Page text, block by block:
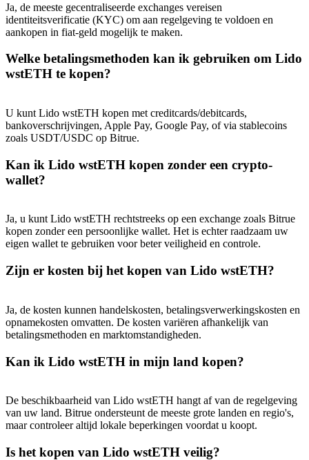
Trade Gold & Silver · 33,333 USDT Bonus
USDT New User Exclusive 10% APR
Trade New Futures, Win 200,000 USDT
Crypto World Cup 2026: Grand Finale
Meer evenementen
Win prijzen en exclusieve beloningen
Log inAanmelden
Ja, de meeste gecentraliseerde exchanges vereisen
identiteitsverificatie (KYC) om aan regelgeving te voldoen en
aankopen in fiat-geld mogelijk te maken.
Welke betalingsmethoden kan ik gebruiken om Lido
wstETH te kopen?
U kunt Lido wstETH kopen met creditcards/debitcards,
bankoverschrijvingen, Apple Pay, Google Pay, of via stablecoins
zoals USDT/USDC op Bitrue.
Kan ik Lido wstETH kopen zonder een crypto-
wallet?
Ja, u kunt Lido wstETH rechtstreeks op een exchange zoals Bitrue
kopen zonder een persoonlijke wallet. Het is echter raadzaam uw
eigen wallet te gebruiken voor beter veiligheid en controle.
Zijn er kosten bij het kopen van Lido wstETH?
Ja, de kosten kunnen handelskosten, betalingsverwerkingskosten en
opnamekosten omvatten. De kosten variëren afhankelijk van
betalingsmethoden en marktomstandigheden.
Kan ik Lido wstETH in mijn land kopen?
De beschikbaarheid van Lido wstETH hangt af van de regelgeving
van uw land. Bitrue ondersteunt de meeste grote landen en regio's,
maar controleer altijd lokale beperkingen voordat u koopt.
Is het kopen van Lido wstETH veilig?